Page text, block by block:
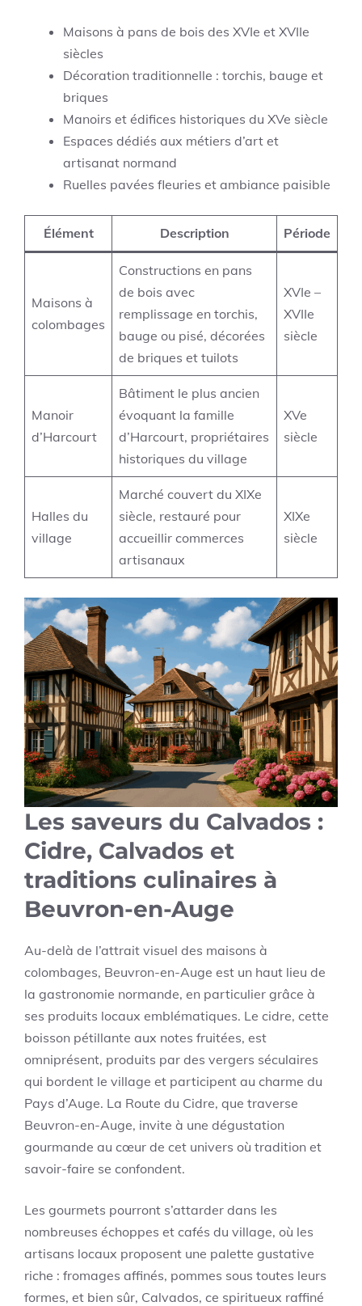
Maisons à pans de bois des XVIe et XVIIe
siècles
Décoration traditionnelle : torchis, bauge et
briques
Manoirs et édifices historiques du XVe siècle
Espaces dédiés aux métiers d’art et
artisanat normand
Ruelles pavées fleuries et ambiance paisible
Élément Description Période
Maisons à
colombages
Constructions en pans
de bois avec
remplissage en torchis,
bauge ou pisé, décorées
de briques et tuilots
XVIe –
XVIIe
siècle
Manoir
d’Harcourt
Bâtiment le plus ancien
évoquant la famille
d’Harcourt, propriétaires
historiques du village
XVe
siècle
Halles du
village
Marché couvert du XIXe
siècle, restauré pour
accueillir commerces
artisanaux
XIXe
siècle
Les saveurs du Calvados :
Cidre, Calvados et
traditions culinaires à
Beuvron-en-Auge
Au-delà de l’attrait visuel des maisons à
colombages, Beuvron-en-Auge est un haut lieu de
la gastronomie normande, en particulier grâce à
ses produits locaux emblématiques. Le cidre, cette
boisson pétillante aux notes fruitées, est
omniprésent, produits par des vergers séculaires
qui bordent le village et participent au charme du
Pays d’Auge. La Route du Cidre, que traverse
Beuvron-en-Auge, invite à une dégustation
gourmande au cœur de cet univers où tradition et
savoir-faire se confondent.
Les gourmets pourront s’attarder dans les
nombreuses échoppes et cafés du village, où les
artisans locaux proposent une palette gustative
riche : fromages affinés, pommes sous toutes leurs
formes, et bien sûr, Calvados, ce spiritueux raffiné